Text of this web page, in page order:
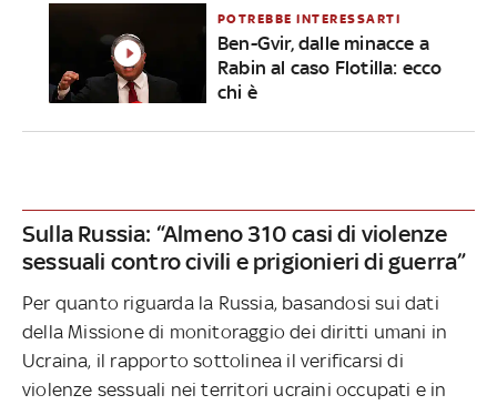
POTREBBE INTERESSARTI
Ben-Gvir, dalle minacce a
Rabin al caso Flotilla: ecco
chi è
Sulla Russia: “Almeno 310 casi di violenze
sessuali contro civili e prigionieri di guerra”
Per quanto riguarda la Russia, basandosi sui dati
della Missione di monitoraggio dei diritti umani in
Ucraina, il rapporto sottolinea il verificarsi di
violenze sessuali nei territori ucraini occupati e in